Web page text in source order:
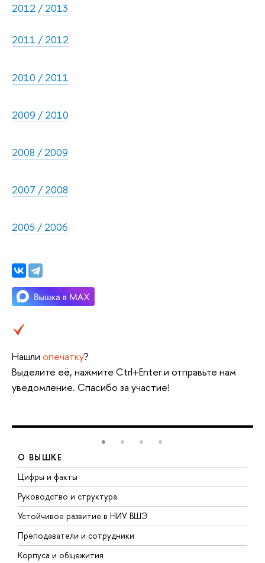
2012 / 2013
2011 / 2012
2010 / 2011
2009 / 2010
2008 / 2009
2007 / 2008
2005 / 2006
Нашли опечатку?
Выделите её, нажмите Ctrl+Enter и отправьте нам
уведомление. Спасибо за участие!
О ВЫШКЕ
Цифры и факты
Руководство и структура
Устойчивое развитие в НИУ ВШЭ
Преподаватели и сотрудники
Корпуса и общежития